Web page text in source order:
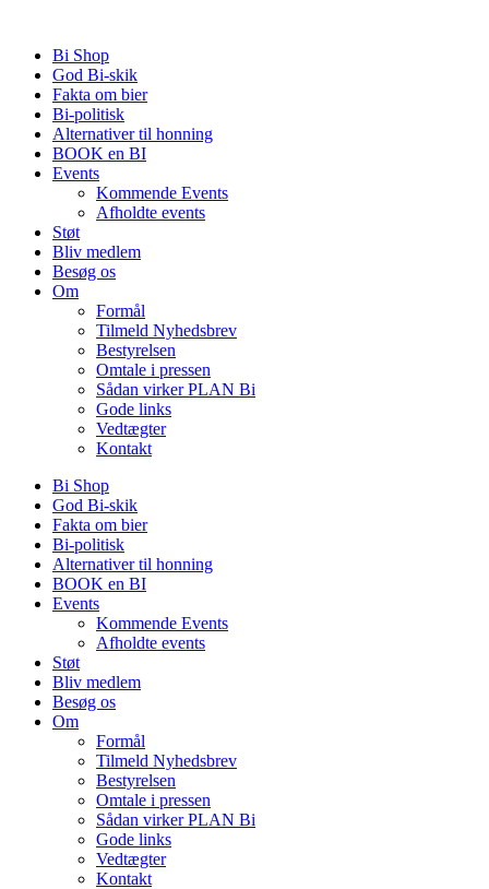
indholdBi Shop
God Bi-skik
Fakta om bier
Bi-politisk
Alternativer til honning
BOOK en BI
Events
Kommende Events
Afholdte events
Støt
Bliv medlem
Besøg os
Om
Formål
Tilmeld Nyhedsbrev
Bestyrelsen
Omtale i pressen
Sådan virker PLAN Bi
Gode links
Vedtægter
Kontakt
Bi Shop
God Bi-skik
Fakta om bier
Bi-politisk
Alternativer til honning
BOOK en BI
Events
Kommende Events
Afholdte events
Støt
Bliv medlem
Besøg os
Om
Formål
Tilmeld Nyhedsbrev
Bestyrelsen
Omtale i pressen
Sådan virker PLAN Bi
Gode links
Vedtægter
Kontakt